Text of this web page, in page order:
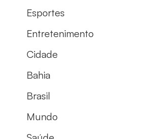
Esportes
Entretenimento
Cidade
Bahia
Brasil
Mundo